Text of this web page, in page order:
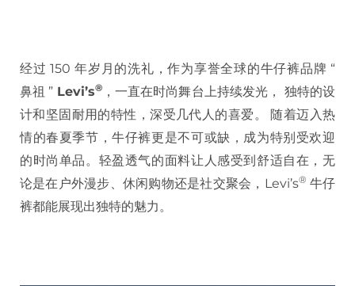
经过 150 年岁月的洗礼，作为享誉全球的牛仔裤品牌 “
鼻祖 ” Levi’s®️，一直在时尚舞台上持续发光， 独特的设
计和坚固耐用的特性，深受几代人的喜爱。 随着迈入热
情的春夏季节，牛仔裤更是不可或缺，成为特别受欢迎
的时尚单品。轻盈透气的面料让人感受到舒适自在，无
论是在户外漫步、休闲购物还是社交聚会，Levi’s®️ 牛仔
裤都能展现出独特的魅力。